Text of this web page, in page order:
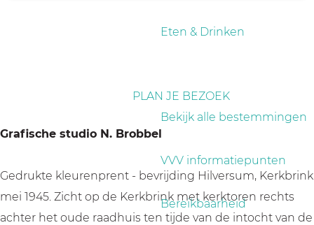
Eten & Drinken
PLAN JE BEZOEK
Bekijk alle bestemmingen
VVV informatiepunten
Bereikbaarheid
Grafische studio N. Brobbel
Gedrukte kleurenprent - bevrijding Hilversum, Kerkbrink
mei 1945. Zicht op de Kerkbrink met kerktoren rechts
achter het oude raadhuis ten tijde van de intocht van de